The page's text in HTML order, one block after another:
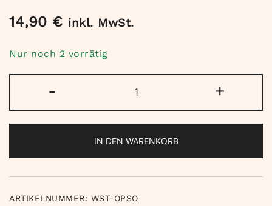
14,90 € inkl. MwSt.
Nur noch 2 vorrätig
-
Mischung
-
und
Sonnenschein
Menge
+
IN DEN WARENKORB
ARTIKELNUMMER: WST-OPSO